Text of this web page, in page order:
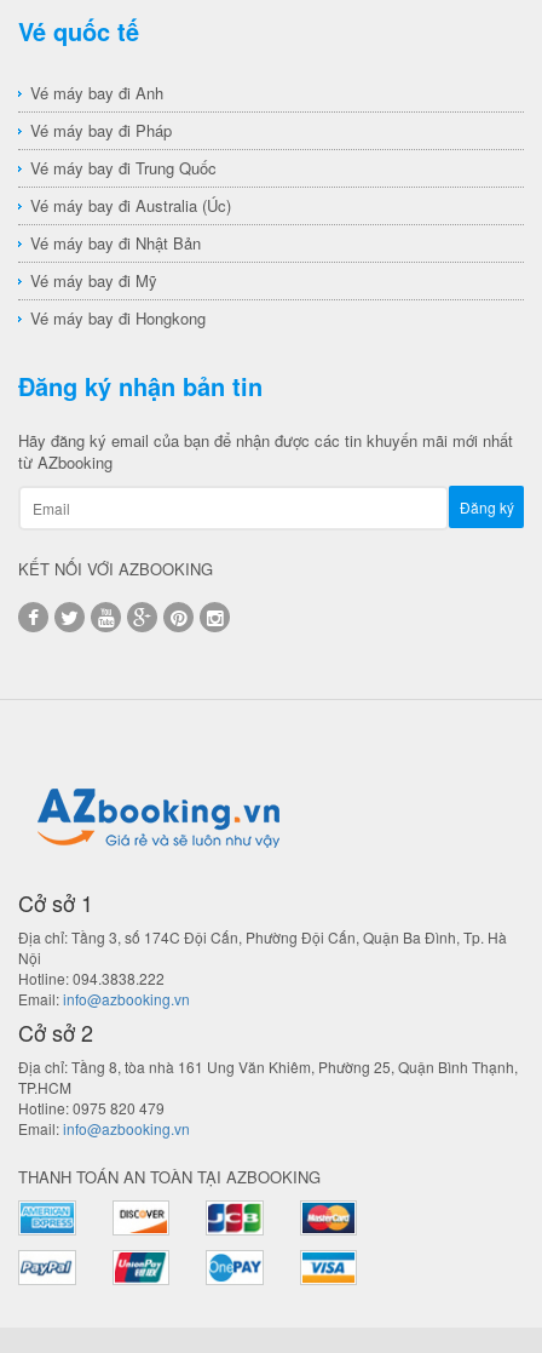
Vé quốc tế
Vé máy bay đi Anh
Vé máy bay đi Pháp
Vé máy bay đi Trung Quốc
Vé máy bay đi Australia (Úc)
Vé máy bay đi Nhật Bản
Vé máy bay đi Mỹ
Vé máy bay đi Hongkong
Đăng ký nhận bản tin
Hãy đăng ký email của bạn để nhận được các tin khuyến mãi mới nhất
từ AZbooking
KẾT NỐI VỚI AZBOOKING
Cở sở 1
Địa chỉ:Tầng 3, số 174C Đội Cấn, Phường Đội Cấn, Quận Ba Đình, Tp. Hà
Nội
Hotline:094.3838.222
Email:info@azbooking.vn
Cở sở 2
Địa chỉ:Tầng 8, tòa nhà 161 Ung Văn Khiêm, Phường 25, Quận Bình Thạnh,
TP.HCM
Hotline:0975 820 479
Email:info@azbooking.vn
THANH TOÁN AN TOÀN TẠI AZBOOKING